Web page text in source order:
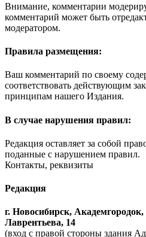
Внимание, комментарии
комментарий может быть
модератором.
Правила размещения:
Ваш комментарий по своему
соответствовать действующим
принципам нашего Издания.
В случае нарушения правил:
Редакция оставляет за собой
поданные с нарушением правил.
Контакты, реквизиты
Редакция
г. Новосибирск,
Лаврентьева, 14
(вход с правой стороны здания